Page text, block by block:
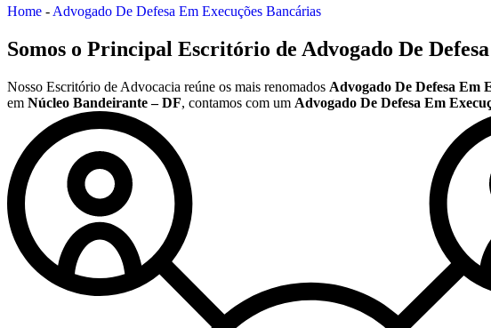
Home - Advogado De Defesa Em Execuções Bancárias
Somos o Principal Escritório de Advogado De
Nosso Escritório de Advocacia reúne os mais renomados Advogado De Defesa Em
em Núcleo Bandeirante – DF, contamos com um Advogado De Defesa Em